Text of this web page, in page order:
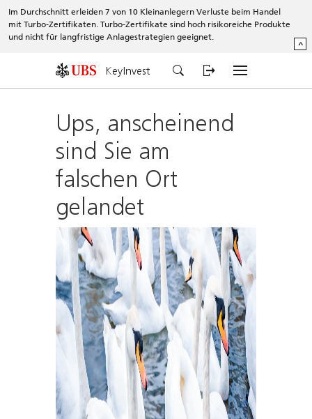
Im Durchschnitt erleiden 7 von 10 Kleinanlegern Verluste beim Handel
mit Turbo-Zertifikaten. Turbo-Zertifikate sind hoch risikoreiche Produkte
und nicht für langfristige Anlagestrategien geeignet.
^
KeyInvest
Ups, anscheinend
sind Sie am
falschen Ort
gelandet